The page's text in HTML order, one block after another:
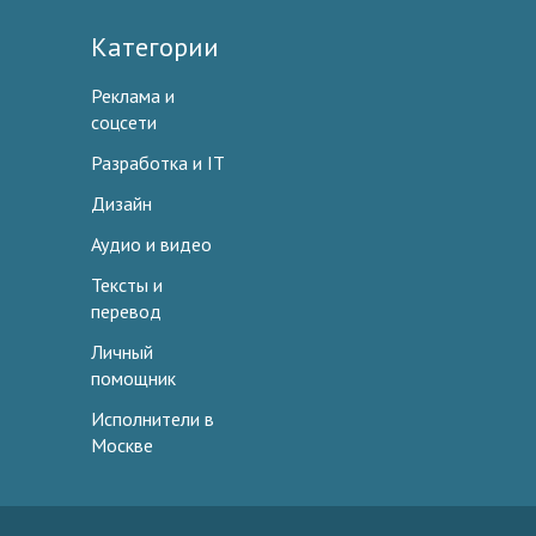
Категории
Реклама и
соцсети
Разработка и IT
Дизайн
Аудио и видео
Тексты и
перевод
Личный
помощник
Исполнители в
Москве